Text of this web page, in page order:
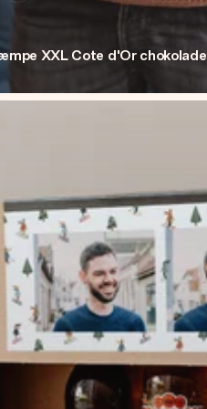
XXL Cote d'Or chokolade